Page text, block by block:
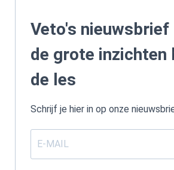
Veto's nieuwsbrief
de grote inzichten
de les
Schrijf je hier in op onze